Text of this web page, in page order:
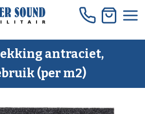
antraciet,
(per m2)